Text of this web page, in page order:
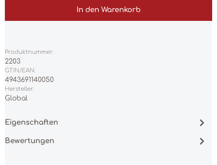
In den Warenkorb
Produktnummer:
2203
GTIN/EAN:
4943691140050
Hersteller:
Global
Eigenschaften
Bewertungen